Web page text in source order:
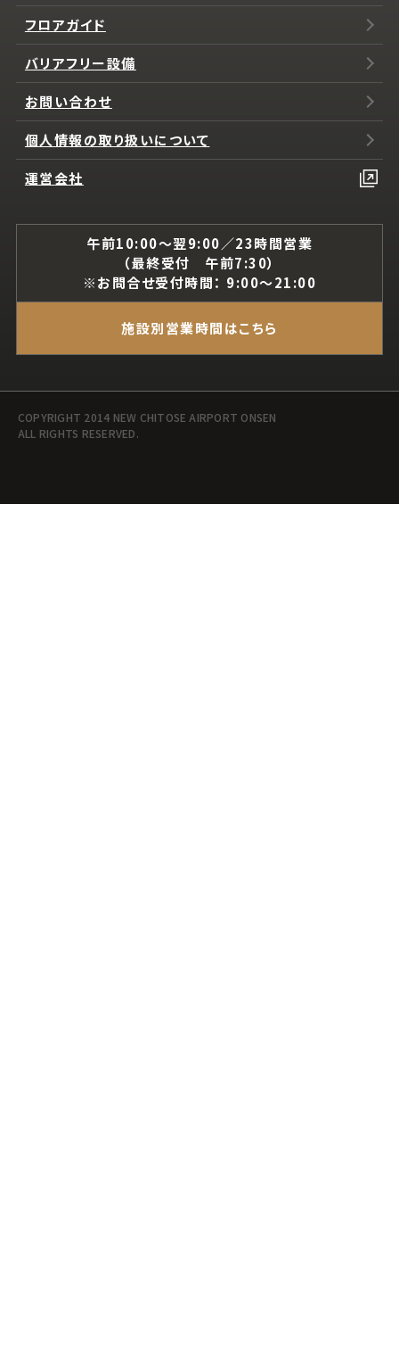
フロアガイド
バリアフリー設備
お問い合わせ
個人情報の取り扱いについて
運営会社
午前10:00～翌9:00／23時間営業
（最終受付 午前7:30）
※お問合せ受付時間： 9:00～21:00
施設別営業時間はこちら
COPYRIGHT 2014 NEW CHITOSE AIRPORT ONSEN
ALL RIGHTS RESERVED.